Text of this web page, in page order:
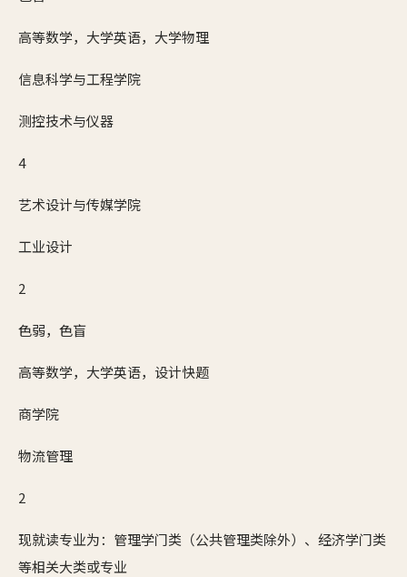
高等数学，大学英语，大学物理
信息科学与工程学院
测控技术与仪器
4
艺术设计与传媒学院
工业设计
2
色弱，色盲
高等数学，大学英语，设计快题
商学院
物流管理
2
现就读专业为：管理学门类（公共管理类除外）、经济学门类
等相关大类或专业